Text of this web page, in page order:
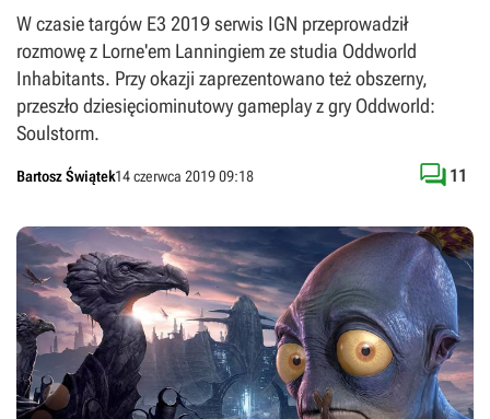
W czasie targów E3 2019 serwis IGN przeprowadził
rozmowę z Lorne'em Lanningiem ze studia Oddworld
Inhabitants. Przy okazji zaprezentowano też obszerny,
przeszło dziesięciominutowy gameplay z gry Oddworld:
Soulstorm.
Bartosz Świątek14 czerwca 2019 09:18  11